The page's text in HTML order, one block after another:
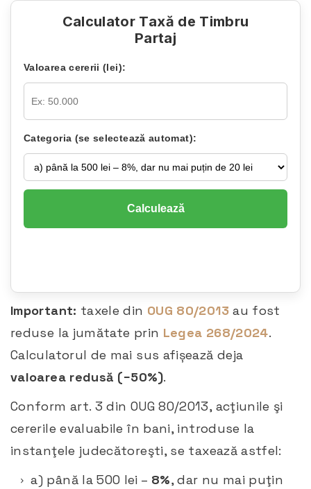
Calculator Taxă de Timbru
Partaj
Valoarea cererii (lei):
Categoria (se selectează automat):
Calculează
Important: taxele din OUG 80/2013au fost
reduse la jumătate prin Legea 268/2024.
Calculatorul de mai sus afișează deja
valoarea redusă (−50%).
Conform art. 3 din OUG 80/2013, acţiunile şi
cererile evaluabile în bani, introduse la
instanţele judecătoreşti, se taxează astfel:
a) până la 500 lei – 8%, dar nu mai puţin